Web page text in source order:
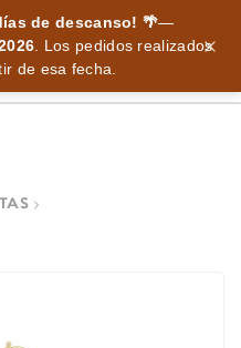
de descanso! 🌴—
. Los pedidos realizados
de esa fecha.